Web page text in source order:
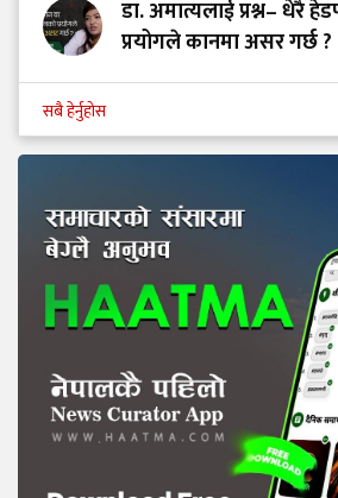
डा. अमात्यलाई प्रश्न– धेरै
प्रयोगले कानमा असर गर्छ ?
सबै हेर्नुहोस